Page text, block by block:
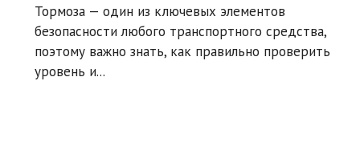
Тормоза — один из ключевых элементов
безопасности любого транспортного средства,
поэтому важно знать, как правильно проверить
уровень и...